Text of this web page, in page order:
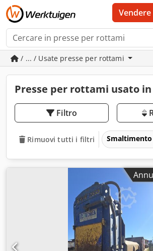
Vendere
/ ... / Usate presse per rottami
Presse per rottami usato
Filtro
Rimuovi tutti i filtri